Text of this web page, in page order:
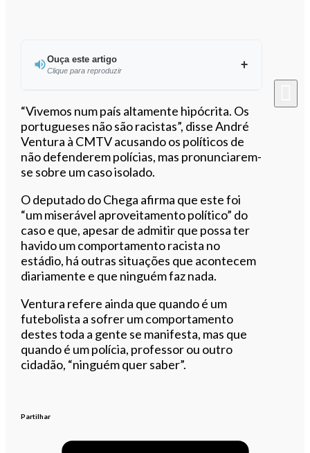
Ouça este artigo
Clique para reproduzir
Ouvir este artigo
“Vivemos num país altamente hipócrita. Os
portugueses não são racistas”, disse André
Ventura à CMTV acusando os políticos de
não defenderem polícias, mas pronunciarem-
se sobre um caso isolado.
O deputado do Chega afirma que este foi
“um miserável aproveitamento político” do
caso e que, apesar de admitir que possa ter
havido um comportamento racista no
estádio, há outras situações que acontecem
diariamente e que ninguém faz nada.
Ventura refere ainda que quando é um
futebolista a sofrer um comportamento
destes toda a gente se manifesta, mas que
quando é um polícia, professor ou outro
cidadão, “ninguém quer saber”.
Partilhar